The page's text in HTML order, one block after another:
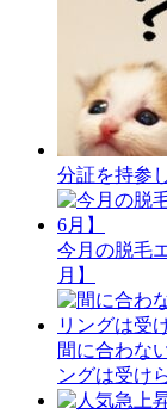
分証を持参
今月の脱毛
月】
間に合わな
ングは受け